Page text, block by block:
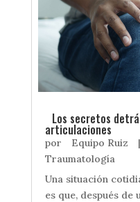
Los secretos
articulaciones
por Equipo Ruiz |
Traumatología
Una situación
es que, después de